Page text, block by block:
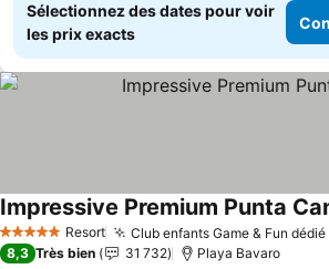
Sélectionnez des dates pour voir
les prix exacts
5 Étoiles Resort Club enfants Game & Fun dédié
Impressive Premium Punta
8,3 Très bien 31 732 Playa Bavaro